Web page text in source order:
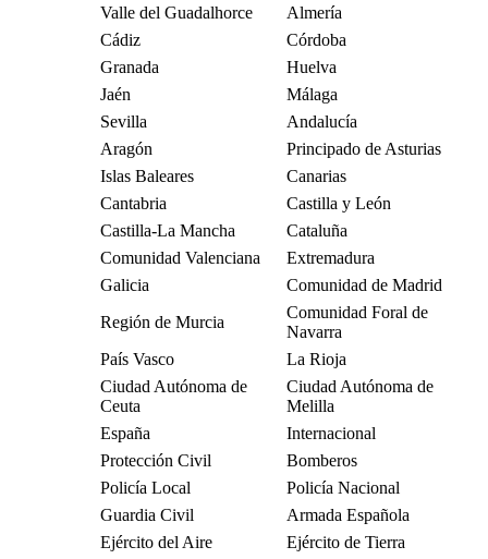
Valle del Guadalhorce
Almería
Cádiz
Córdoba
Granada
Huelva
Jaén
Málaga
Sevilla
Andalucía
Aragón
Principado de Asturias
Islas Baleares
Canarias
Cantabria
Castilla y León
Castilla-La Mancha
Cataluña
Comunidad Valenciana
Extremadura
Galicia
Comunidad de Madrid
Región de Murcia
Comunidad Foral de
Navarra
País Vasco
La Rioja
Ciudad Autónoma de
Ceuta
Ciudad Autónoma de
Melilla
España
Internacional
Protección Civil
Bomberos
Policía Local
Policía Nacional
Guardia Civil
Armada Española
Ejército del Aire
Ejército de Tierra